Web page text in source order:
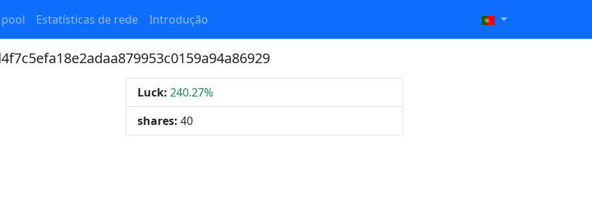
Estatísticas de rede Introdução
Luck: 240.27%
shares: 40